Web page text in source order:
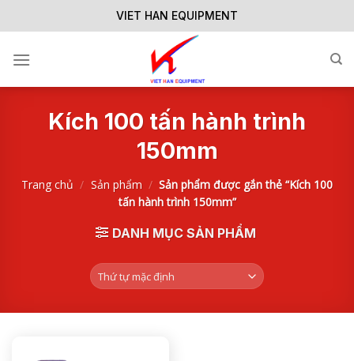
to
VIET HAN EQUIPMENT
Kích 100 tấn hành trình
150mm
Trang chủ / Sản phẩm / Sản phẩm được gắn thẻ “Kích 100
tấn hành trình 150mm”
DANH MỤC SẢN PHẨM